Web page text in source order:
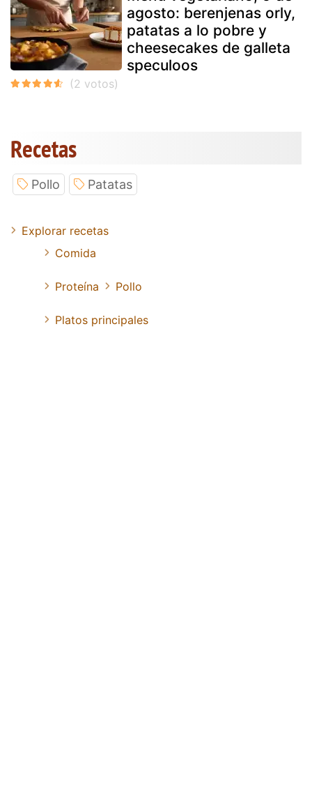
agosto: berenjenas orly,
patatas a lo pobre y
cheesecakes de galleta
speculoos
Recetas
Pollo Patatas
Explorar recetas
Comida
Proteína Pollo
Platos principales